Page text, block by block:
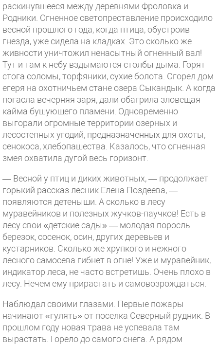
раскинувшееся между деревнями Фроловка и
Родники. Огненное светопреставление происходило
весной прошлого года, когда птица, обустроив
гнезда, уже сидела на кладках. Это сколько же
живности уничтожил ненасытный огненный вал!
Тут и там к небу вздымаются столбы дыма. Горят
стога соломы, торфяники, сухие болота. Сгорел дом
егеря на охотничьем стане озера Сыкандык. А когда
погасла вечерняя заря, дали обагрила зловещая
кайма бушующего пламени. Одновременно
выгорали огромные территории озерных и
лесостепных угодий, предназначенных для охоты,
сенокоса, хлебопашества. Казалось, что огненная
змея охватила дугой весь горизонт.
— Весной у птиц и диких животных, — продолжает
горький рассказ лесник Елена Поздеева, —
появляются детеныши. А сколько в лесу
муравейников и полезных жучков-паучков! Есть в
лесу свои «детские сады» — молодая поросль
березок, сосенок, осин, других деревьев и
кустарников. Сколько же хрупкого и нежного
лесного самосева гибнет в огне! Уже и муравейник,
индикатор леса, не часто встретишь. Очень плохо в
лесу. Нечем ему прирастать и самовозрождаться.
Наблюдал своими глазами. Первые пожары
начинают «гулять» от поселка Северный рудник. В
прошлом году новая трава не успевала там
вырастать. Горело до самого снега. А рядом